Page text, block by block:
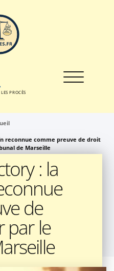
PROCÈS
Toggle
reconnue comme preuve de droit
de Marseille
: la
de
par le